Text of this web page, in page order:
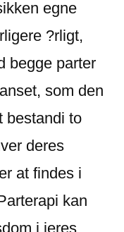
egne
?rligt,
begge parter
som den
bestandi to
deres
at findes i
kan
i jeres